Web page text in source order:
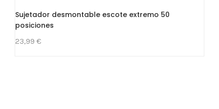
Sujetador desmontable escote extremo 50
posiciones
23,99 €